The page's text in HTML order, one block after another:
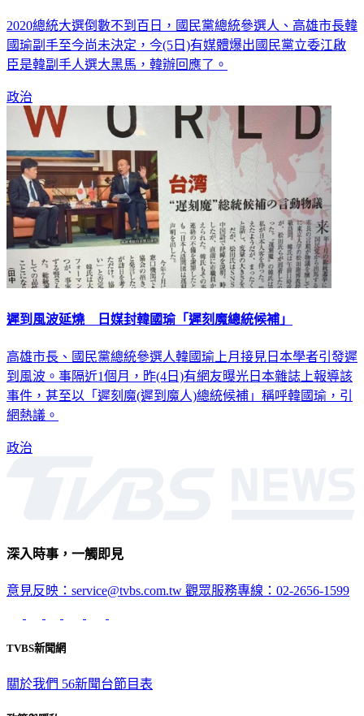
2020總統大選倒數不到百日，國民黨總統參選人、高雄市長韓
國瑜副手至今尚未決定，今(5日)有媒體爆出國民黨立委江啟
臣是韓副手人選大黑馬，韓辦回應了。
政治
遲到風波延燒 日媒封韓國瑜「遲刻魔總統候補」
高雄市長、國民黨總統參選人韓國瑜上月接見日本學者引發遲
到風波。事隔近1個月，昨(4日)有網友曝光日本雜誌上報導該
事件，甚至以「遲刻魔(遲到魔人)總統候補」稱呼韓國瑜，引
網熱議。
政治
深入時事，一觸即見
意見反映：service@tvbs.com.tw 觀眾服務專線：02-2656-1599
TVBS新聞網
關於我們 56新聞台節目表